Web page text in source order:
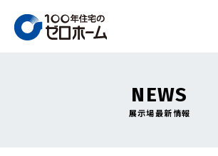
NEWS
展示場最新情報